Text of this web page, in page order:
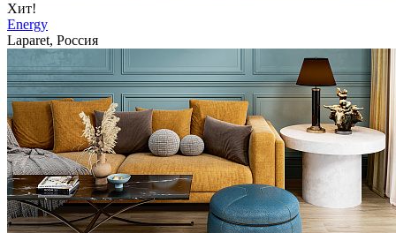
Хит!
Energy
Laparet, Россия